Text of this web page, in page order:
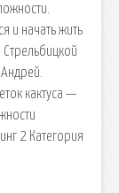
и начать жить
кактуса —
2 Категория